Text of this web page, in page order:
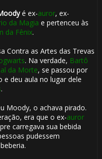
é ex-auror, ex-
da Magia e pertenceu às
da Fênix.
Contra as Artes das Trevas
. Na verdade, Bartô
da Morte, se passou por
deu aula no lugar dele
.
Moody, o achava pirado.
era que o ex-auror
carregava sua bebida
pudessem
1️⃣ 8️⃣